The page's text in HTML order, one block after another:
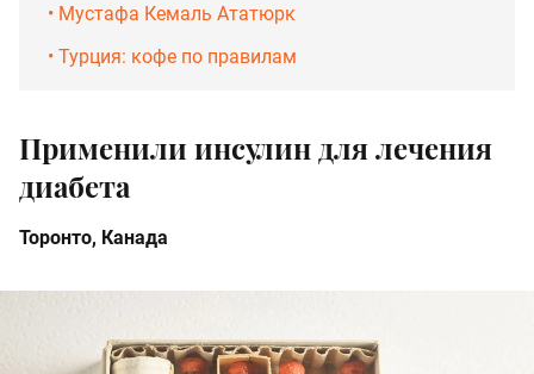
•‎ Мустафа Кемаль Ататюрк
•‎ Турция: кофе по правилам
Применили инсулин для лечения
диабета
Торонто, Канада